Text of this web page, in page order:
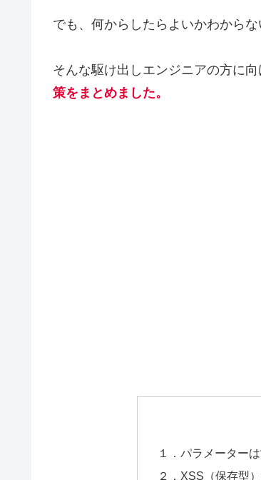
でも、何からしたらよいかわからな
そんな駆け出しエンジニアの方に向
策をまとめました。
１．パラメーター
２．XSS（保存型